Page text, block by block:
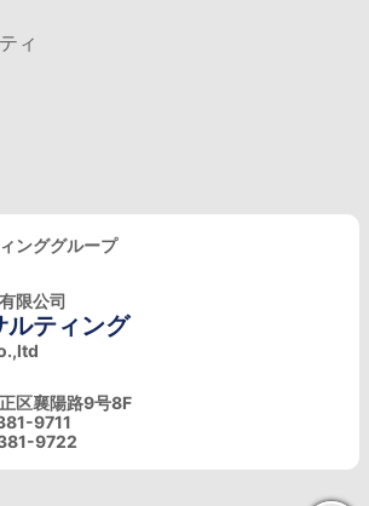
ィ
ンググループ
限公司
ルティング
区襄陽路9号8F
9711
9722